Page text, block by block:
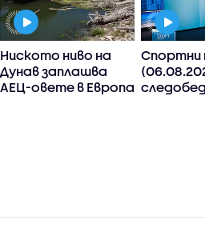
Ниското ниво на
Дунав заплашва
АЕЦ-овете в Европа
Спортни